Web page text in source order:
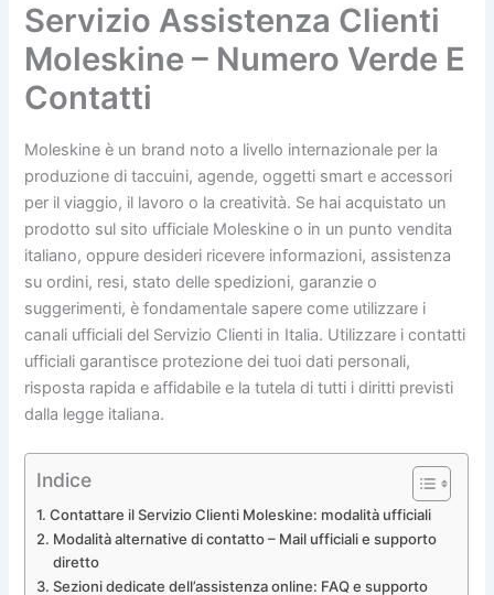
Servizio Assistenza Clienti
Moleskine – Numero Verde E
Contatti
Moleskine è un brand noto a livello internazionale per la
produzione di taccuini, agende, oggetti smart e accessori
per il viaggio, il lavoro o la creatività. Se hai acquistato un
prodotto sul sito ufficiale Moleskine o in un punto vendita
italiano, oppure desideri ricevere informazioni, assistenza
su ordini, resi, stato delle spedizioni, garanzie o
suggerimenti, è fondamentale sapere come utilizzare i
canali ufficiali del Servizio Clienti in Italia. Utilizzare i contatti
ufficiali garantisce protezione dei tuoi dati personali,
risposta rapida e affidabile e la tutela di tutti i diritti previsti
dalla legge italiana.
Indice
Contattare il Servizio Clienti Moleskine: modalità ufficiali
Modalità alternative di contatto – Mail ufficiali e supporto
diretto
Sezioni dedicate dell’assistenza online: FAQ e supporto